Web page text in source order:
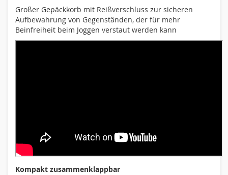
Großer Gepäckkorb mit Reißverschluss zur sicheren
Aufbewahrung von Gegenständen, der für mehr
Beinfreiheit beim Joggen verstaut werden kann
Kompakt zusammenklappbar